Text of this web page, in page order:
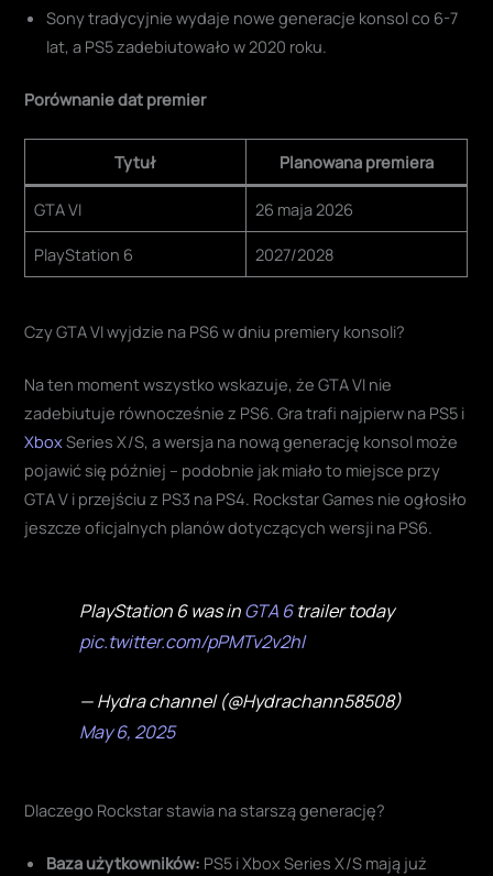
Sony tradycyjnie wydaje nowe generacje konsol co 6-7
lat, a PS5 zadebiutowało w 2020 roku.
Porównanie dat premier
Tytuł Planowana premiera
GTA VI 26 maja 2026
PlayStation 6 2027/2028
Czy GTA VI wyjdzie na PS6 w dniu premiery konsoli?
Na ten moment wszystko wskazuje, że GTA VI nie
zadebiutuje równocześnie z PS6. Gra trafi najpierw na PS5 i
XboxSeries X/S, a wersja na nową generację konsol może
pojawić się później – podobnie jak miało to miejsce przy
GTA V i przejściu z PS3 na PS4. Rockstar Games nie ogłosiło
jeszcze oficjalnych planów dotyczących wersji na PS6.
PlayStation 6 was inGTA 6trailer today
pic.twitter.com/pPMTv2v2hl
— Hydra channel (@Hydrachann58508)
May 6, 2025
Dlaczego Rockstar stawia na starszą generację?
Baza użytkowników: PS5 i Xbox Series X/S mają już